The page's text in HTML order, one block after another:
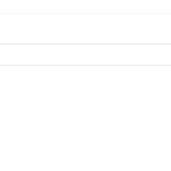
ẩm ưu việt giúp mang lại các hiệu
da mất nước.
nhiên,
da.